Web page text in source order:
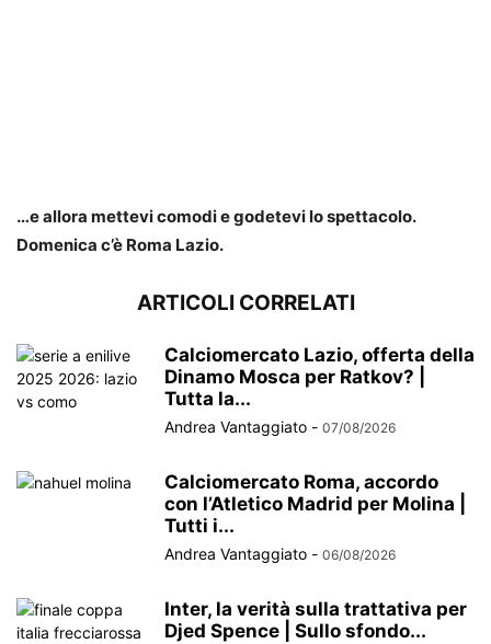
…e allora mettevi comodi e godetevi lo spettacolo.
Domenica c’è Roma Lazio.
ARTICOLI CORRELATI
Calciomercato Lazio, offerta della
Dinamo Mosca per Ratkov? |
Tutta la...
Andrea Vantaggiato - 07/08/2026
Calciomercato Roma, accordo
con l’Atletico Madrid per Molina |
Tutti i...
Andrea Vantaggiato - 06/08/2026
Inter, la verità sulla trattativa per
Djed Spence | Sullo sfondo...